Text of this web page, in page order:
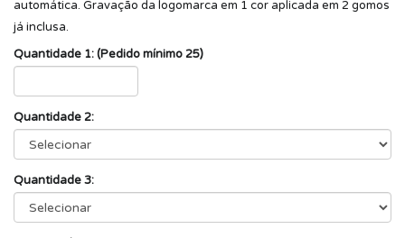
automática. Gravação da logomarca em 1 cor aplicada em 2 gomos
já inclusa.
Quantidade 1: (Pedido mínimo 25)
Quantidade 2:
Quantidade 3: